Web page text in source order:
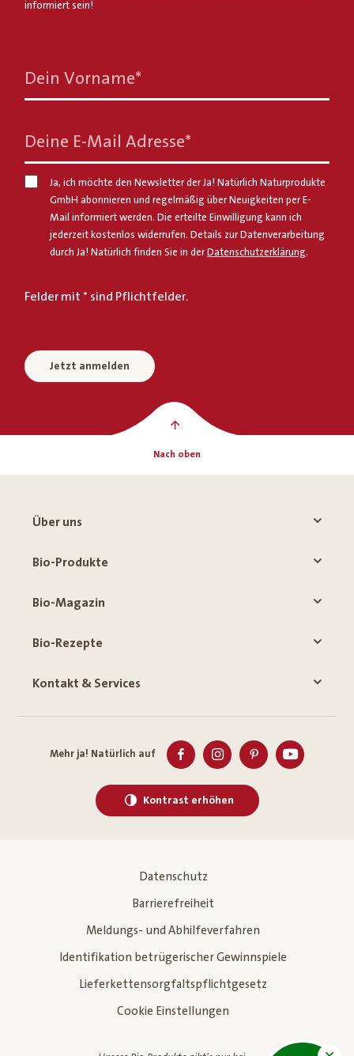
informiert sein!
Dein Vorname*
Deine E-Mail Adresse*
Ja, ich möchte den Newsletter der Ja! Natürlich Naturprodukte
GmbH abonnieren und regelmäßig über Neuigkeiten per E-
Mail informiert werden. Die erteilte Einwilligung kann ich
jederzeit kostenlos widerrufen. Details zur Datenverarbeitung
durch Ja! Natürlich finden Sie in derDatenschutzerklärung.
Felder mit * sind Pflichtfelder.
Jetzt anmelden
Nach oben
Über uns
Bio-Produkte
Bio-Magazin
Bio-Rezepte
Kontakt & Services
Mehr ja! Natürlich auf
Kontrast erhöhen
Datenschutz
Barrierefreiheit
Meldungs- und Abhilfeverfahren
Identifikation betrügerischer Gewinnspiele
Lieferkettensorgfaltspflichtgesetz
Cookie Einstellungen